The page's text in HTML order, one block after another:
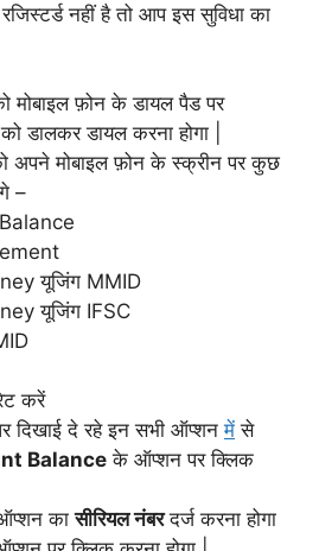
नहीं है तो आप इस सुविधा का
फ़ोन के डायल पैड पर
को डालकर डायल करना होगा |
अपने मोबाइल फ़ोन के स्क्रीन पर कुछ
–
यूजिंग MMID
यूजिंग IFSC
करें
दिखाई दे रहे इन सभी ऑप्शनमें से
Balanceके ऑप्शन पर क्लिक
कासीरियल नंबरदर्ज करना होगा